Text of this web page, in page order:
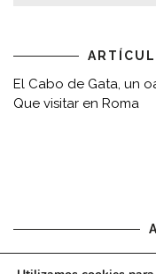
El Cabo de Gata, un
Que visitar en Roma
Aviso legal